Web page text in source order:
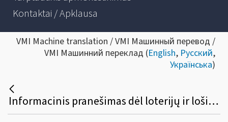
Kontaktai / Apklausa
VMI Machine translation / VMI Машинный перевод /
VMI Машинний переклад (English, Русский,
Українська)
Informacinis pranešimas dėl loterijų ir lošimų mokesčio įstatymo pakeitimo